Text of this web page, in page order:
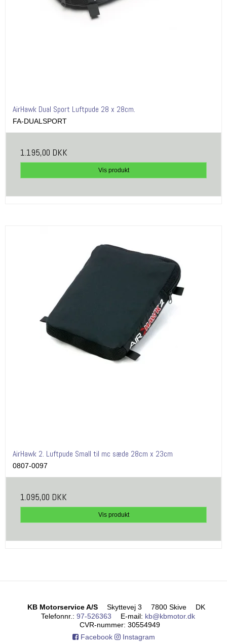
AirHawk Dual Sport Luftpude 28 x 28cm.
FA-DUALSPORT
1.195,00 DKK
Vis produkt
AirHawk 2. Luftpude Small til mc sæde 28cm x 23cm
0807-0097
1.095,00 DKK
Vis produkt
KB Motorservice A/S Skyttevej 3 7800 Skive
DK
Telefonnr. : 97-526363 E-mail: kb@kbmotor.dk
CVR-nummer: 30554949
Facebook
Instagram